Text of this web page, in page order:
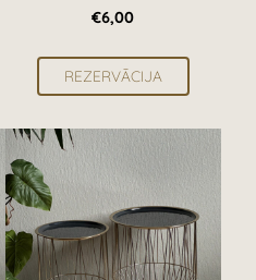
€6,00
REZERVĀCIJA